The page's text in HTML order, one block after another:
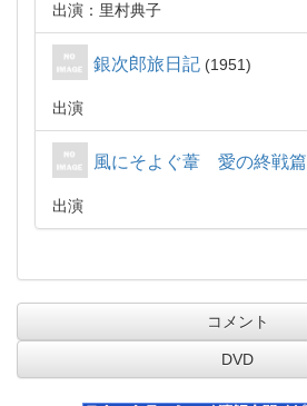
出演：里村典子
銀次郎旅日記 1951
出演
風にそよぐ葦 愛の終戦篇
出演
コメント
DVD